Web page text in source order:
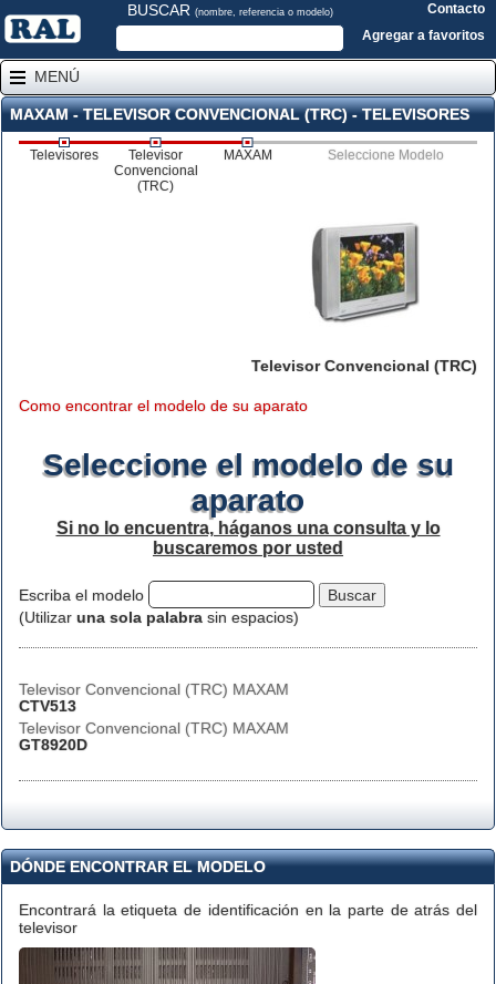
BUSCAR (nombre, referencia o modelo)
Contacto
Agregar a favoritos
MENÚ
MAXAM - TELEVISOR CONVENCIONAL (TRC) - TELEVISORES
Televisores
Televisor
Convencional
(TRC)
MAXAM Seleccione Modelo
Televisor Convencional (TRC)
Como encontrar el modelo de su aparato
Seleccione el modelo de su
aparato
Si no lo encuentra, háganos una consulta y lo
buscaremos por usted
Escriba el modelo
(Utilizar una sola palabra sin espacios)
Televisor Convencional (TRC) MAXAM
CTV513
Televisor Convencional (TRC) MAXAM
GT8920D
DÓNDE ENCONTRAR EL MODELO
Encontrará la etiqueta de identificación en la parte de atrás del
televisor